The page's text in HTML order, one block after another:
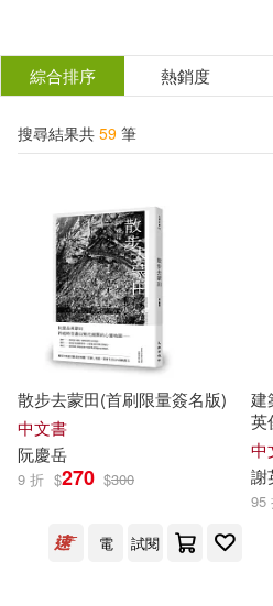
結
分類 (單選)
所有商品(59) 圖書(48)
雜誌(1)
有聲書(3)
作者 (可複選)
阮慶岳(49) 謝英俊
余宜芳(1) 傅朝卿(1)
吳光庭(1) 吳晟(1)
展開
綜合排序 熱銷度
搜尋結果共 59 筆
散步去蒙田(首刷限量簽名版)
中文書
阮慶岳
9 折 $270 $300
電 試閱
建
英
中
謝
95